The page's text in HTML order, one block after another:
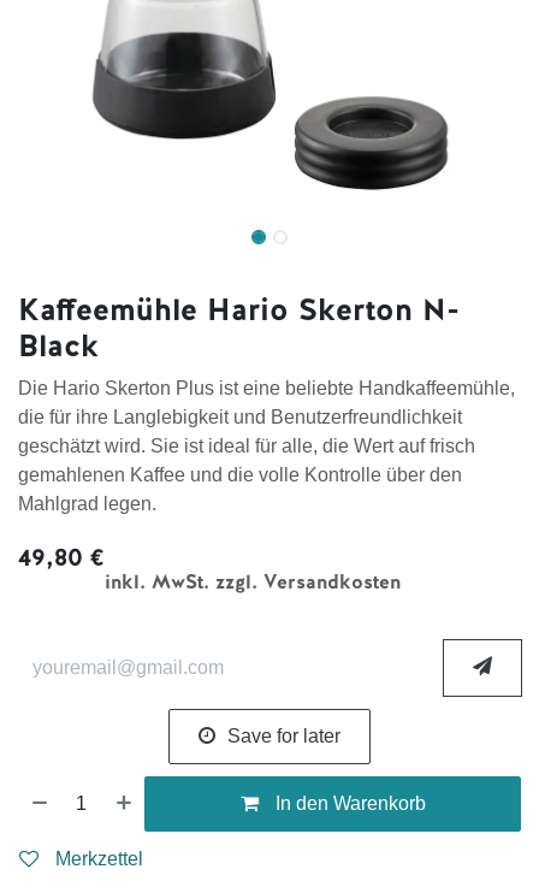
Kaffeemühle Hario Skerton N-
Black
Die Hario Skerton Plus ist eine beliebte Handkaffeemühle,
die für ihre Langlebigkeit und Benutzerfreundlichkeit
geschätzt wird. Sie ist ideal für alle, die Wert auf frisch
gemahlenen Kaffee und die volle Kontrolle über den
Mahlgrad legen.
49,80 €
inkl. MwSt. zzgl. Versandkosten
Save for later
In den Warenkorb
Merkzettel